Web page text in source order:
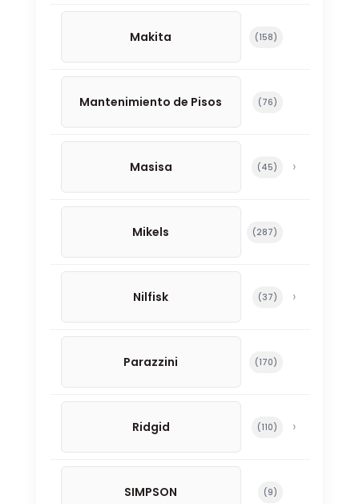
Makita 158158 productos
Mantenimiento de Pisos 7676 productos
Masisa 4545 productos
Mikels 287287 productos
Nilfisk 3737 productos
Parazzini 170170 productos
Ridgid 110110 productos
SIMPSON 99 productos